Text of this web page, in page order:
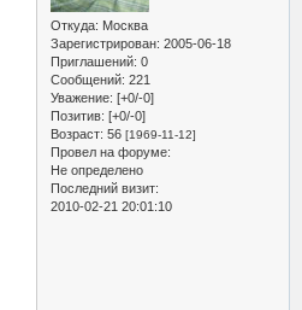
Откуда: Москва
Зарегистрирован: 2005-06-18
Приглашений: 0
Сообщений: 221
Уважение: [+0/-0]
Позитив: [+0/-0]
Возраст: 56 [1969-11-12]
Провел на форуме:
Не определено
Последний визит:
2010-02-21 20:01:10